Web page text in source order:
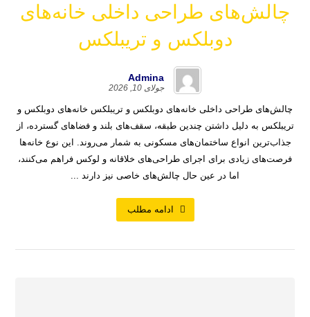
چالش‌های طراحی داخلی خانه‌های
دوبلکس و تریبلکس
Admina
جولای 10, 2026
چالش‌های طراحی داخلی خانه‌های دوبلکس و تریبلکس خانه‌های دوبلکس و
تریبلکس به دلیل داشتن چندین طبقه، سقف‌های بلند و فضاهای گسترده، از
جذاب‌ترین انواع ساختمان‌های مسکونی به شمار می‌روند. این نوع خانه‌ها
فرصت‌های زیادی برای اجرای طراحی‌های خلاقانه و لوکس فراهم می‌کنند،
اما در عین حال چالش‌های خاصی نیز دارند ...
ادامه مطلب